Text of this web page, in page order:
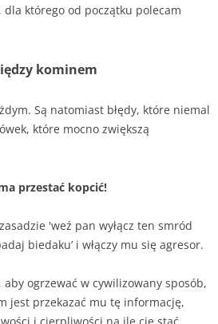
dla którego od początku polecam
kominem
Są natomiast błędy, które niemal
które mocno zwiększą
przestać kopcić!
'weź pan wyłącz ten smród
biedaku’ i włączy mu się agresor.
ogrzewać w cywilizowany sposób,
jest przekazać mu tę informację,